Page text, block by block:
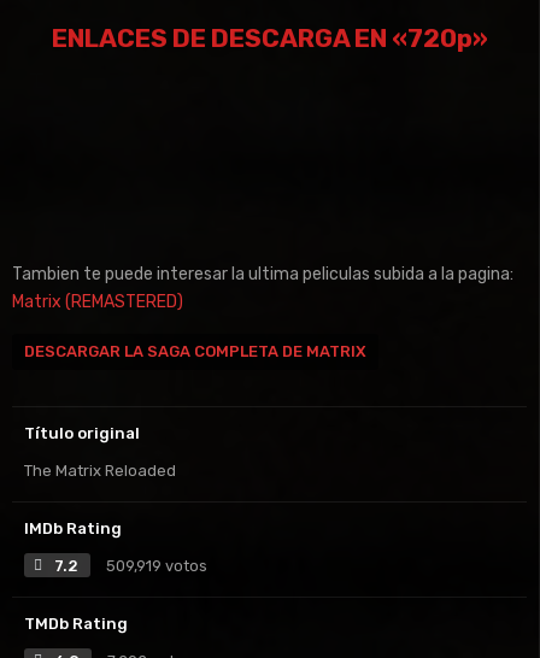
ENLACES DE DESCARGA EN «720p»
Tambien te puede interesar la ultima peliculas subida a la pagina:
Matrix (REMASTERED)
DESCARGAR LA SAGA COMPLETA DE MATRIX
Título original
The Matrix Reloaded
IMDb Rating
7.2 509,919 votos
TMDb Rating